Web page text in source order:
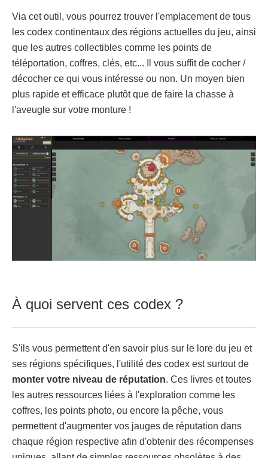
Via cet outil, vous pourrez trouver l'emplacement de tous
les codex continentaux des régions actuelles du jeu, ainsi
que les autres collectibles comme les points de
téléportation, coffres, clés, etc... Il vous suffit de cocher /
décocher ce qui vous intéresse ou non. Un moyen bien
plus rapide et efficace plutôt que de faire la chasse à
l'aveugle sur votre monture !
À quoi servent ces codex ?
S'ils vous permettent d'en savoir plus sur le lore du jeu et
ses régions spécifiques, l'utilité des codex est surtout de
monter votre niveau de réputation. Ces livres et toutes
les autres ressources liées à l'exploration comme les
coffres, les points photo, ou encore la pêche, vous
permettent d'augmenter vos jauges de réputation dans
chaque région respective afin d'obtenir des récompenses